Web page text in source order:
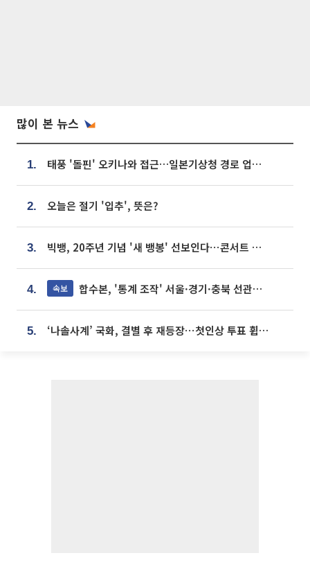
많이 본 뉴스
1. 태풍 '돌핀' 오키나와 접근…일본기상청 경로 업데이트
2. 오늘은 절기 '입추', 뜻은?
3. 빅뱅, 20주년 기념 '새 뱅봉' 선보인다⋯콘서트 앞두고 팝업 개최
4. 속보 합수본, '통계 조작' 서울·경기·충북 선관위 등 추가 압수수색
5. ‘나솔사계’ 국화, 결별 후 재등장⋯첫인상 투표 휩쓸고 ‘인기녀’ 등극